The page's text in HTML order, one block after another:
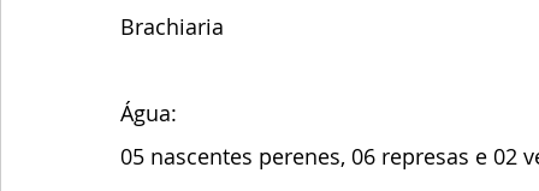
Brachiaria
Água:
05 nascentes perenes, 06 represas e 02